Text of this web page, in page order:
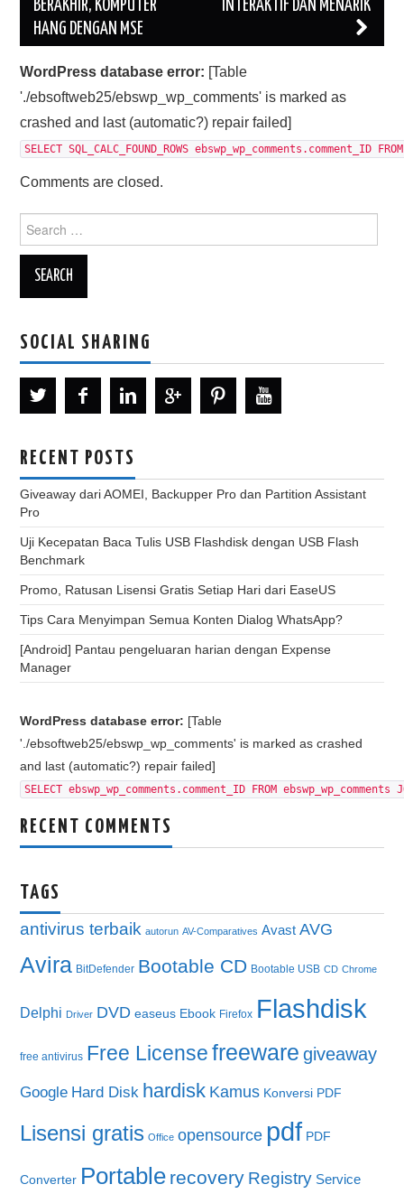
BERAKHIR, KOMPUTER
HANG DENGAN MSE
INTERAKTIF DAN MENARIK
WordPress database error: [Table
'./ebsoftweb25/ebswp_wp_comments' is marked as
crashed and last (automatic?) repair failed]
SELECT SQL_CALC_FOUND_ROWS
Comments are closed.
Search
for:
SOCIAL SHARING
RECENT POSTS
Giveaway dari AOMEI, Backupper Pro dan Partition Assistant
Pro
Uji Kecepatan Baca Tulis USB Flashdisk dengan USB Flash
Benchmark
Promo, Ratusan Lisensi Gratis Setiap Hari dari EaseUS
Tips Cara Menyimpan Semua Konten Dialog WhatsApp?
[Android] Pantau pengeluaran harian dengan Expense
Manager
WordPress database error: [Table
'./ebsoftweb25/ebswp_wp_comments' is marked as crashed
and last (automatic?) repair failed]
SELECT ebswp_wp_comments.comment_ID FROM
RECENT COMMENTS
TAGS
antivirus terbaik autorun AV-Comparatives Avast AVG
Avira BitDefender Bootable CD Bootable USB CD Chrome
Delphi Driver DVD easeus Ebook Firefox Flashdisk
free antivirus Free License freeware giveaway
Google Hard Disk hardisk Kamus Konversi PDF
Lisensi gratis Office opensource pdf PDF
Converter Portable recovery Registry Service